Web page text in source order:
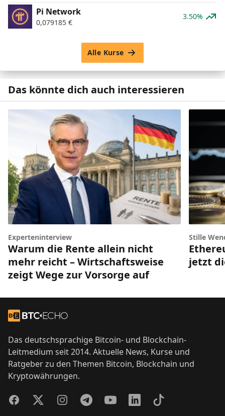
Pi Network
0,079185 €
3.50%
Alle Kurse
Das könnte dich auch interessieren
Experteninterview
Warum die Rente allein nicht
mehr reicht – Wirtschaftsweise
zeigt Wege zur Vorsorge auf
Stille
jetzt
Zur Startseite
Das deutschsprachige Bitcoin- und Blockchain-
Leitmedium seit 2014. Aktuelle News, Kurse und
Ratgeber zu den Themen Bitcoin, Blockchain und
Kryptowährungen.
FacebookTwitterInstagramTelegramYouTubeLinkedInTikTok